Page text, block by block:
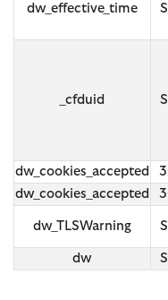
dw_effective_time
_cfduid
dw_cookies_accepted
dw_cookies_accepted
dw_TLSWarning
dw